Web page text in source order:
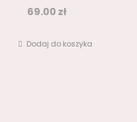
69.00 zł
Dodaj do koszyka